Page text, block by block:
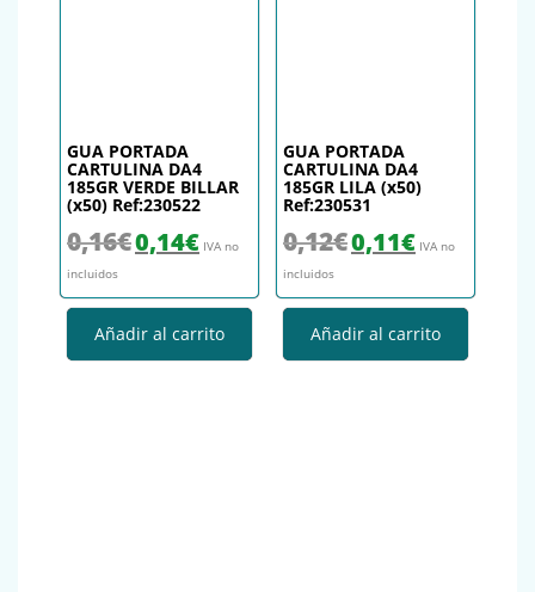
GUA PORTADA
CARTULINA DA4
185GR VERDE BILLAR
(x50) Ref:230522
0,16€ El precio original era: 0,16€.
0,14€El precio actual es: 0,14€.
IVA no
incluidos
Añadir al carrito
GUA PORTADA
CARTULINA DA4
185GR LILA (x50)
Ref:230531
0,12€ El precio original era: 0,12€.
0,11€El precio actual
IVA no
incluidos
Añadir al carrito